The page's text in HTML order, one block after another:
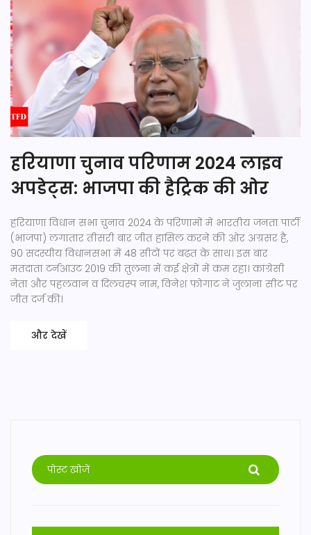
हरियाणा चुनाव परिणाम 2024 लाइव
अपडेट्स: भाजपा की हैट्रिक की ओर
हरियाणा विधान सभा चुनाव 2024 के परिणामों में भारतीय जनता पार्टी
(भाजपा) लगातार तीसरी बार जीत हासिल करने की ओर अग्रसर है,
90 सदस्यीय विधानसभा में 48 सीटों पर बढ़त के साथ। इस बार
मतदाता टर्नआउट 2019 की तुलना में कई क्षेत्रों में कम रहा। कांग्रेसी
नेता और पहलवान व दिलचस्प नाम, विनेश फोगाट ने जुलाना सीट पर
जीत दर्ज की।
और देखें